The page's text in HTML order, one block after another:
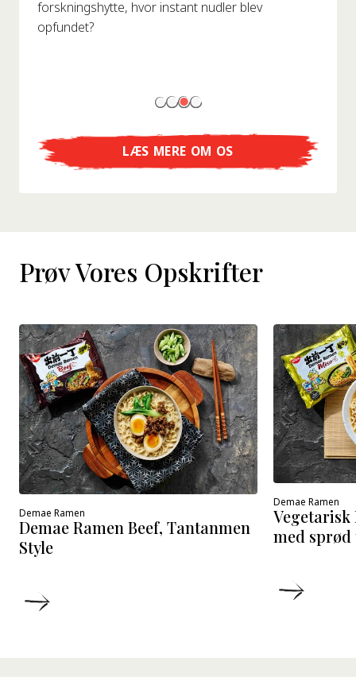
forskningshytte, hvor instant nudler blev
opfundet?
LÆS MERE OM OS
Prøv Vores Opskrifter
Demae Ramen
Demae Ramen Beef, Tantanmen
Style
Demae Ramen
Vegetarisk
med